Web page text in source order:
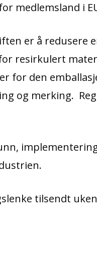
medlemsland i
er å redusere
resirkulert
for den
og merking.
tilsendt